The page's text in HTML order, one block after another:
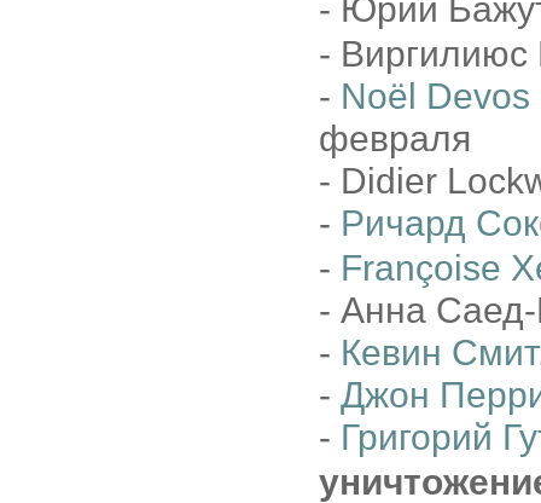
- Юрий
- Виргилиюс
- Noël Devos
февраля
- Didier
- Ричард
- Françoise
- Анна
- Кевин Смит
- Джон
- Григорий